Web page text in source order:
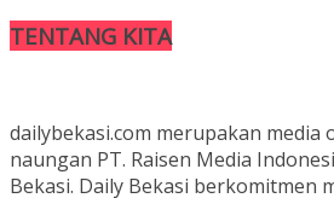
TENTANG KITA
dailybekasi.com merupakan media
naungan PT. Raisen Media
Bekasi. Daily Bekasi berkomitmen